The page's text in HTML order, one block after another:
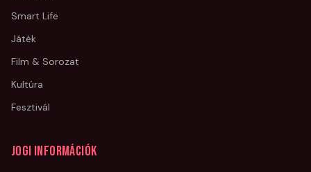
Smart Life
Játék
Film & Sorozat
Kultúra
Fesztivál
Jogi információk